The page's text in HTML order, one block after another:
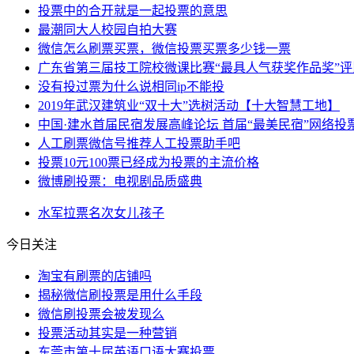
投票中的合开就是一起投票的意思
最潮同大人校园自拍大赛
微信怎么刷票买票，微信投票买票多少钱一票
广东省第三届技工院校微课比赛“最具人气获奖作品奖”
没有投过票为什么说相同ip不能投
2019年武汉建筑业“双十大”选树活动【十大智慧工地】
中国·建水首届民宿发展高峰论坛 首届“最美民宿”网络投
人工刷票微信号推荐人工投票助手吧
投票10元100票已经成为投票的主流价格
微博刷投票：电视剧品质盛典
水军拉票名次女儿孩子
今日关注
淘宝有刷票的店铺吗
揭秘微信刷投票是用什么手段
微信刷投票会被发现么
投票活动其实是一种营销